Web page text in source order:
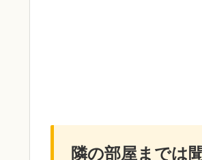
隣の部屋までは